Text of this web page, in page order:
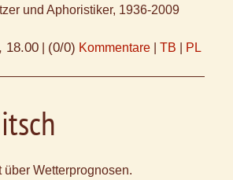
und Aphoristiker, 1936-2009
18.00 (0/0) Kommentare TB PL
Wetterprognosen.